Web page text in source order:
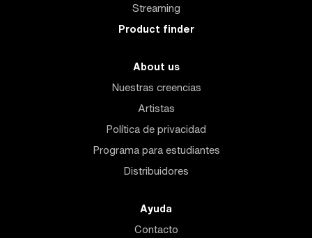
Streaming
Product finder
About us
Nuestras creencias
Artistas
Política de privacidad
Programa para estudiantes
Distribuidores
Ayuda
Contacto